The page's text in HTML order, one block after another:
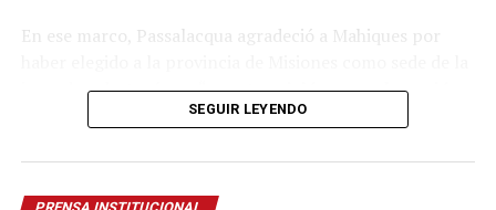
En ese marco, Passalacqua agradeció a Mahiques por
jornada y destacó que “nuestra visión no es la nación y
la provincia, sino que las provincias somos la
mucho el proyecto nacional de fortalecer la justicia
federal en zona de frontera ya que la provincia “está
SEGUIR LEYENDO